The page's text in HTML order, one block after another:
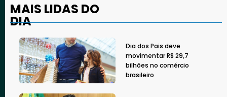
MAIS LIDAS DO
DIA
Dia dos Pais deve
movimentar R$ 29,7
bilhões no comércio
brasileiro